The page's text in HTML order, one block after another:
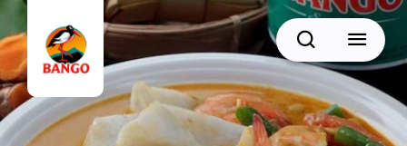
BACK
Resep Sate
Cari